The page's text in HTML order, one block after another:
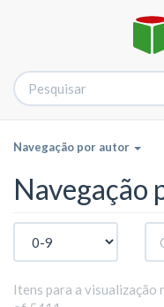
Navegação por autor
Navegação
Itens para a